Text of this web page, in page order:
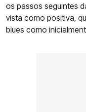
os passos seguintes
vista como positiva,
blues como